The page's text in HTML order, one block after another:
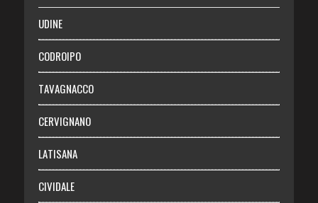
SALUTE
Necrologie
Chi siamo
Abbonati
Login
UDINE
CODROIPO
TAVAGNACCO
CERVIGNANO
LATISANA
CIVIDALE